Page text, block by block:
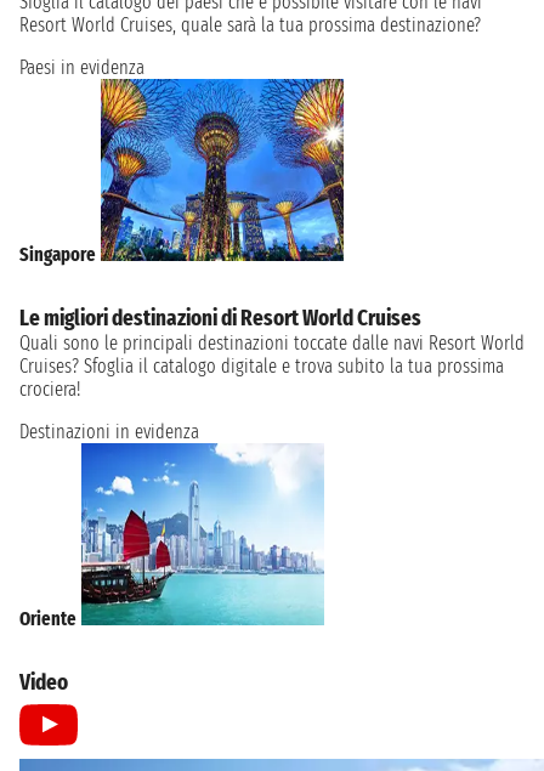
Resort World Cruises, quale sarà la tua prossima destinazione?
Paesi in evidenza
Singapore
Le migliori destinazioni di Resort World Cruises
Quali sono le principali destinazioni toccate dalle navi Resort World
Cruises? Sfoglia il catalogo digitale e trova subito la tua prossima
crociera!
Destinazioni in evidenza
Oriente
Video